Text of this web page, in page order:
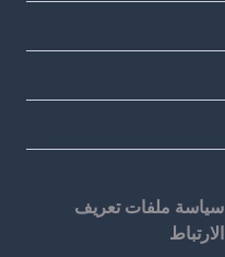
سياسة ملفات تعريف
الارتباط